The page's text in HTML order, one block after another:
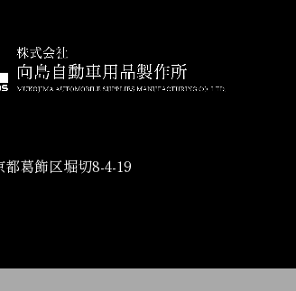
葛飾区堀切8-4-19